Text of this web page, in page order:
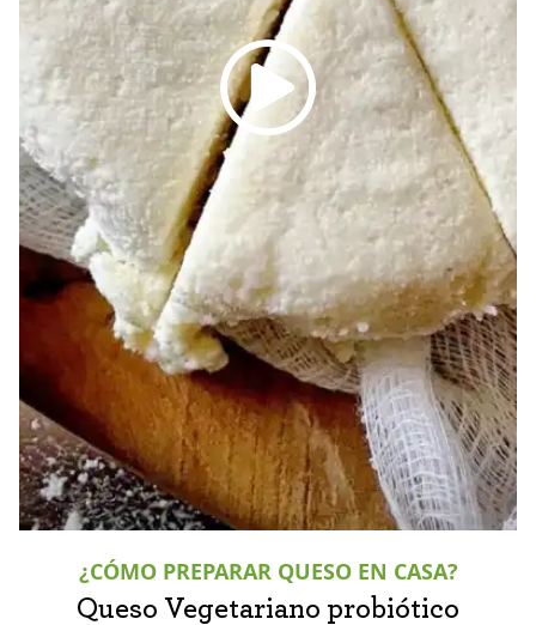
¿CÓMO PREPARAR QUESO EN CASA?
Queso Vegetariano probiótico